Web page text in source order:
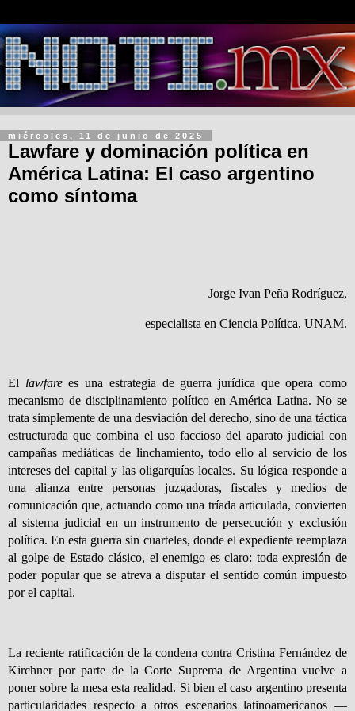
miércoles, 11 de junio de 2025
Lawfare y dominación política en
América Latina: El caso argentino
como síntoma
Jorge Ivan Peña Rodríguez,
especialista en Ciencia Política, UNAM.
El lawfarees una estrategia de guerra jurídica que opera como
mecanismo de disciplinamiento político en América Latina. No se
trata simplemente de una desviación del derecho, sino de una táctica
estructurada que combina el uso faccioso del aparato judicial con
campañas mediáticas de linchamiento, todo ello al servicio de los
intereses del capital y las oligarquías locales. Su lógica responde a
una alianza entre personas juzgadoras, fiscales y medios de
comunicación que, actuando como una tríada articulada, convierten
al sistema judicial en un instrumento de persecución y exclusión
política. En esta guerra sin cuarteles, donde el expediente reemplaza
al golpe de Estado clásico, el enemigo es claro: toda expresión de
poder popular que se atreva a disputar el sentido común impuesto
por el capital.
La reciente ratificación de la condena contra Cristina Fernández de
Kirchner por parte de la Corte Suprema de Argentina vuelve a
poner sobre la mesa esta realidad. Si bien el caso argentino presenta
particularidades respecto a otros escenarios latinoamericanos —